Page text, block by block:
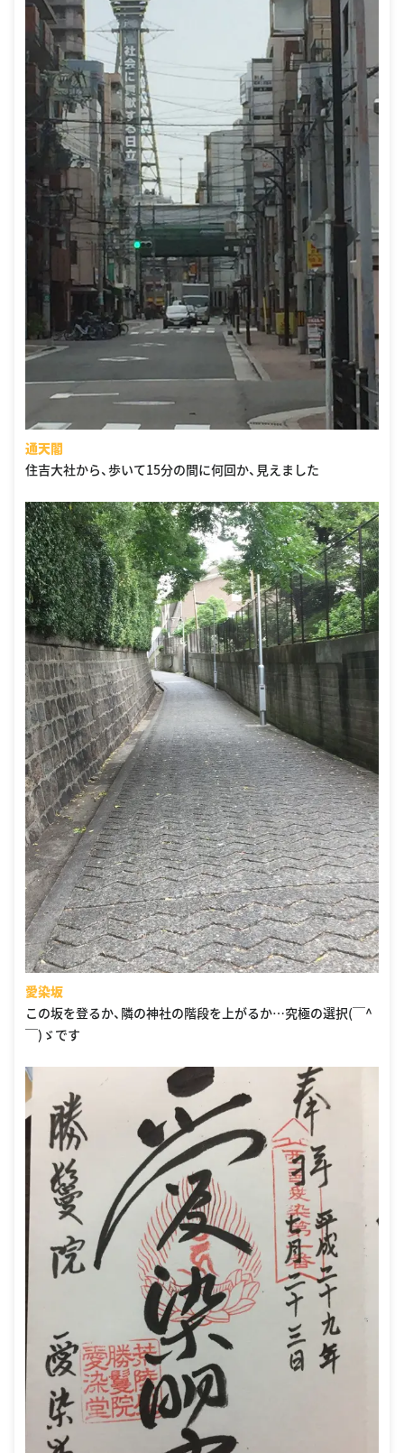
通天閣
住吉大社から、歩いて15分の間に何回か、見えました
愛染坂
この坂を登るか、隣の神社の階段を上がるか…究極の選択(￣^
￣)ゞです